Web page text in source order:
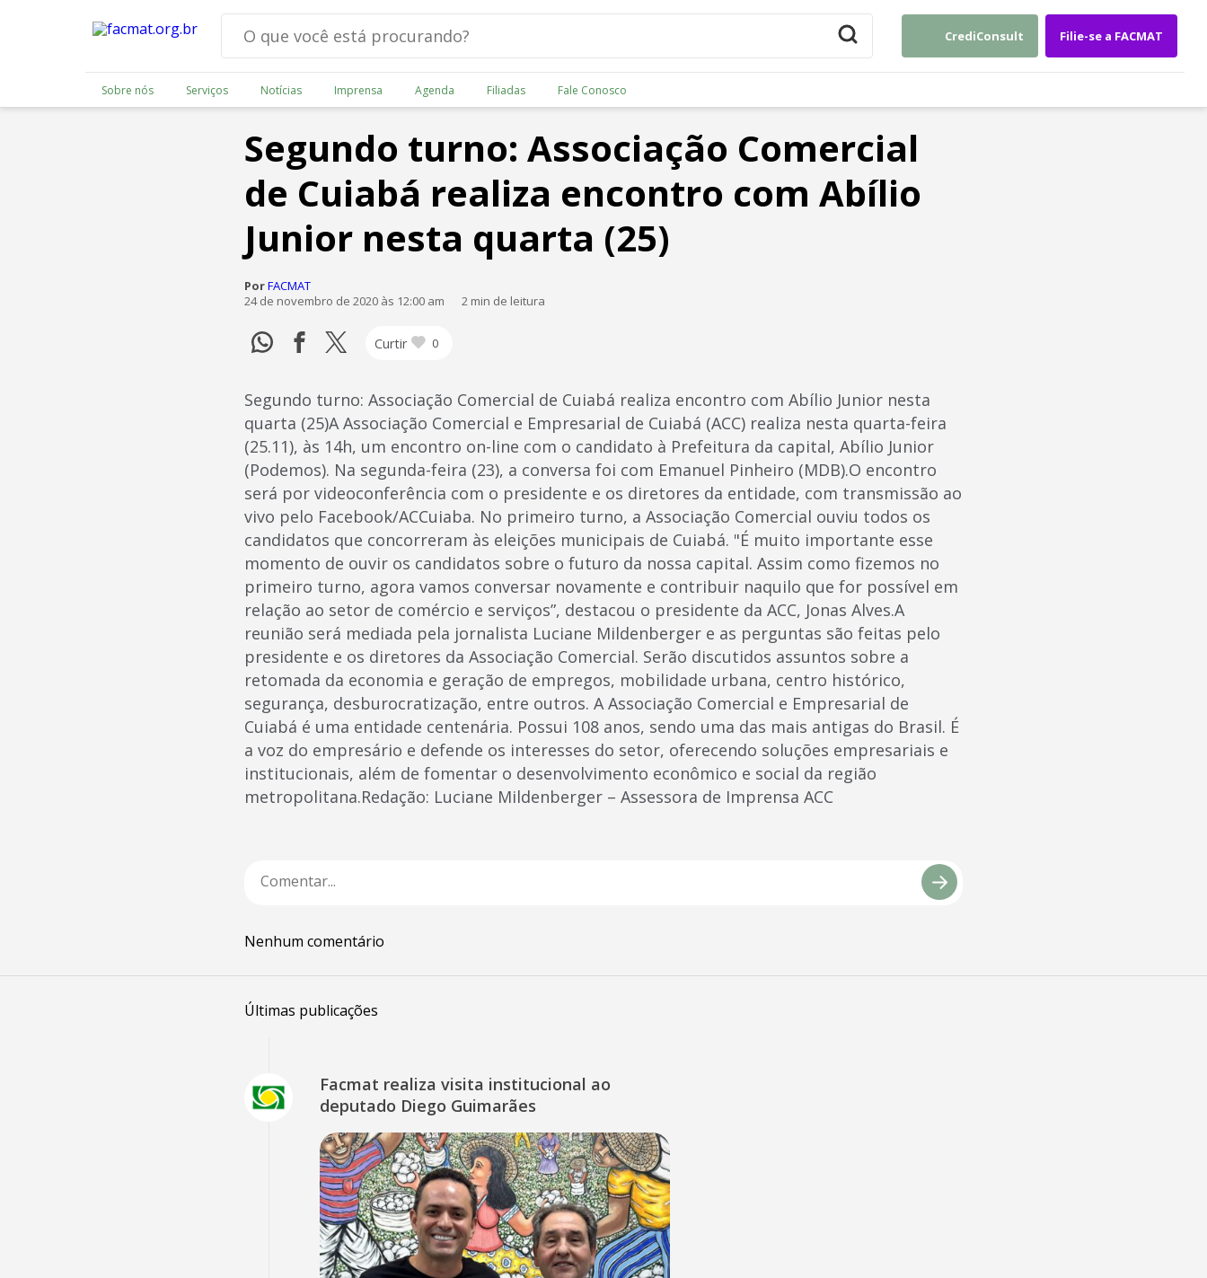
CrediConsult Filie-se a FACMAT
Sobre nós Serviços Notícias Imprensa Agenda Filiadas Fale Conosco
Segundo turno: Associação Comercial
de Cuiabá realiza encontro com Abílio
Junior nesta quarta (25)
PorFACMAT
24 de novembro de 2020 às 12:00 am
2 min de leitura
Curtir 0
Segundo turno: Associação Comercial de Cuiabá realiza encontro com Abílio Junior nesta
quarta (25)A Associação Comercial e Empresarial de Cuiabá (ACC) realiza nesta quarta-feira
(25.11), às 14h, um encontro on-line com o candidato à Prefeitura da capital, Abílio Junior
(Podemos). Na segunda-feira (23), a conversa foi com Emanuel Pinheiro (MDB).O encontro
será por videoconferência com o presidente e os diretores da entidade, com transmissão ao
vivo pelo Facebook/ACCuiaba. No primeiro turno, a Associação Comercial ouviu todos os
candidatos que concorreram às eleições municipais de Cuiabá. "É muito importante esse
momento de ouvir os candidatos sobre o futuro da nossa capital. Assim como fizemos no
primeiro turno, agora vamos conversar novamente e contribuir naquilo que for possível em
relação ao setor de comércio e serviços”, destacou o presidente da ACC, Jonas Alves.A
reunião será mediada pela jornalista Luciane Mildenberger e as perguntas são feitas pelo
presidente e os diretores da Associação Comercial. Serão discutidos assuntos sobre a
retomada da economia e geração de empregos, mobilidade urbana, centro histórico,
segurança, desburocratização, entre outros. A Associação Comercial e Empresarial de
Cuiabá é uma entidade centenária. Possui 108 anos, sendo uma das mais antigas do Brasil. É
a voz do empresário e defende os interesses do setor, oferecendo soluções empresariais e
institucionais, além de fomentar o desenvolvimento econômico e social da região
metropolitana.Redação: Luciane Mildenberger – Assessora de Imprensa ACC
Nenhum comentário
Últimas publicações
Facmat realiza visita institucional ao
deputado Diego Guimarães